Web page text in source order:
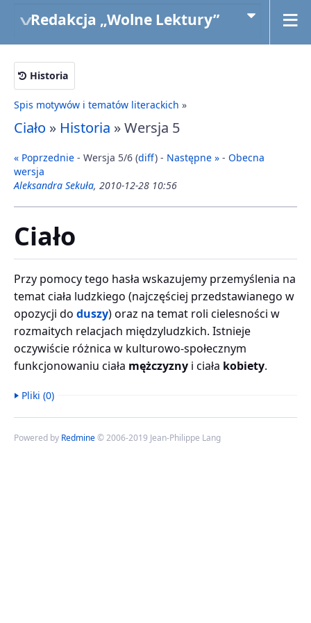
Redakcja „Wolne Lektury”
Historia
Spis motywów i tematów literackich »
Ciało » Historia » Wersja 5
« Poprzednie - Wersja 5/6 (diff) - Następne » - Obecna
wersja
Aleksandra Sekuła, 2010-12-28 10:56
Ciało
Przy pomocy tego hasła wskazujemy przemyślenia na
temat ciała ludzkiego (najczęściej przedstawianego w
opozycji do duszy) oraz na temat roli cielesności w
rozmaitych relacjach międzyludzkich. Istnieje
oczywiście różnica w kulturowo-społecznym
funkcjonowaniu ciała mężczyzny i ciała kobiety.
Pliki (0)
Powered by Redmine© 2006-2019 Jean-Philippe Lang